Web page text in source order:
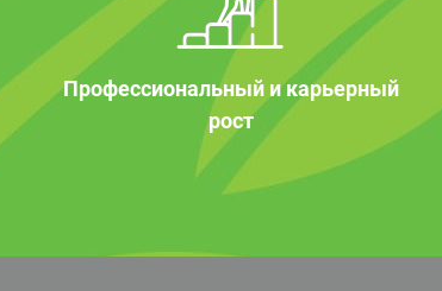
Профессиональный и карьерный
рост